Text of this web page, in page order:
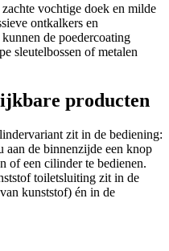
vochtige doek en milde
ontkalkers en
de poedercoating
sleutelbossen of metalen
producten
zit in de bediening:
de binnenzijde een knop
of een cilinder te bedienen.
toiletsluiting zit in de
kunststof) én in de